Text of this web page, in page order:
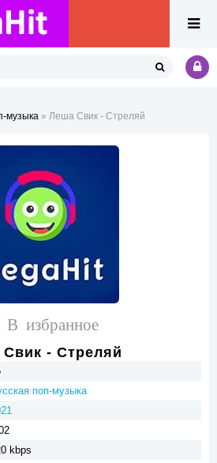
музыка » Леша Свик - Стреляй
В избранное
- Стреляй
поп-музыка
kbps